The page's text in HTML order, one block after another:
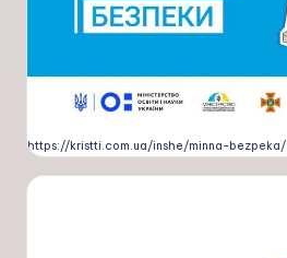
https://kristti.com.ua/inshe/minna-bezpeka/